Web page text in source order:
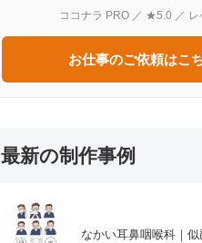
ココナラ PRO ／ ★5.0 ／ レ
お仕事のご依頼はこ
最新の制作事例
なかい耳鼻咽喉科｜